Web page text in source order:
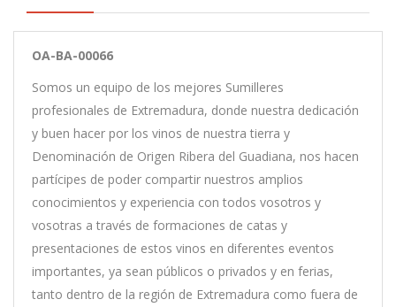
OA-BA-00066
Somos un equipo de los mejores Sumilleres
profesionales de Extremadura, donde nuestra dedicación
y buen hacer por los vinos de nuestra tierra y
Denominación de Origen Ribera del Guadiana, nos hacen
partícipes de poder compartir nuestros amplios
conocimientos y experiencia con todos vosotros y
vosotras a través de formaciones de catas y
presentaciones de estos vinos en diferentes eventos
importantes, ya sean públicos o privados y en ferias,
tanto dentro de la región de Extremadura como fuera de